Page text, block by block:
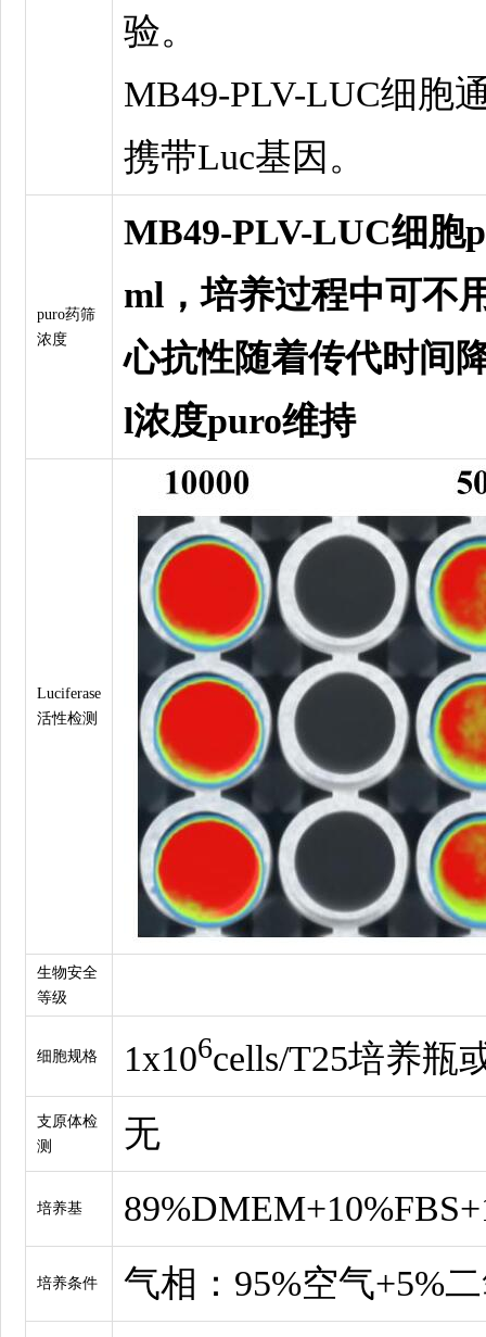
验。
MB49-PLV-LUC细胞
携带Luc基因。
puro药筛
浓度
MB49-PLV-LUC细胞
ml，培养过程中可不
心抗性随着传代时间
l浓度puro维持
Luciferase
活性检测
生物安全
等级
细胞规格 1x106cells/T25培养瓶
支原体检
测
无
培养基
培养条件 气相：95%空气+5%